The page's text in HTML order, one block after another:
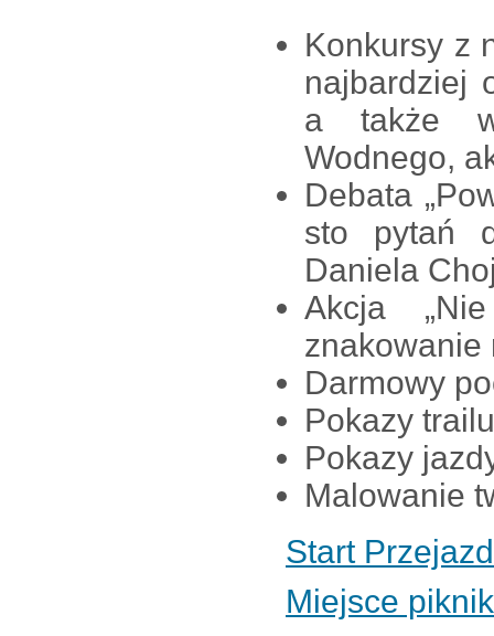
Konkursy z
najbardziej
a także
Wodnego,
Debata
sto pytań
Daniela
Akcja
znakowanie
Darmowy
Pokazy
Pokazy
Malowanie
Start
Miejsce